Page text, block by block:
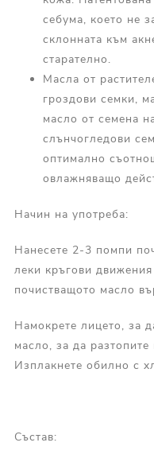
себума, което не
склонната към
старателно.
Масла от
гроздови семки,
масло от семена
слънчогледови
оптимално
овлажняващо
Начин на употреба:
Нанесете 2-3 помпи
леки кръгови
почистващото масло
Намокрете лицето, за
масло, за да
Изплакнете обилно с
Състав: